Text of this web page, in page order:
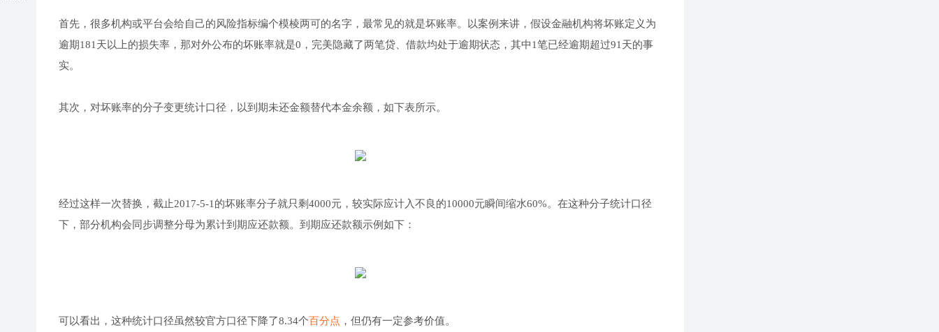
首先，很多机构或平台会给自己的风险指标编个模棱两可的名字，最常见的就是坏账率。以案例来讲，假设金融机构将坏账定义为
逾期181天以上的损失率，那对外公布的坏账率就是0，完美隐藏了两笔贷、借款均处于逾期状态，其中1笔已经逾期超过91天的事
实。
其次，对坏账率的分子变更统计口径，以到期未还金额替代本金余额，如下表所示。
经过这样一次替换，截止2017-5-1的坏账率分子就只剩4000元，较实际应计入不良的10000元瞬间缩水60%。在这种分子统计口径
下，部分机构会同步调整分母为累计到期应还款额。到期应还款额示例如下：
可以看出，这种统计口径虽然较官方口径下降了8.34个百分点 ，但仍有一定参考价值。